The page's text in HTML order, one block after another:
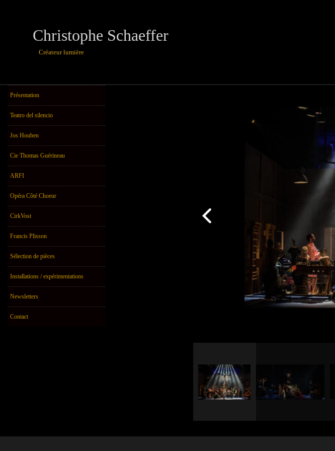
Christophe Schaeffer
Créateur lumière
Présentation
Teatro del silencio
Jos Houben
Cie Thomas Guérineau
ARFI
Opéra Côté Choeur
CirkVost
Francis Plisson
Sélection de pièces
Installations / expérimentations
Newsletters
Contact